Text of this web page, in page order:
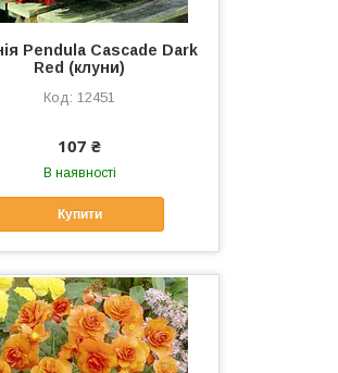
Pendula Cascade Dark
Red (клуни)
12451
107 ₴
В наявності
Купити